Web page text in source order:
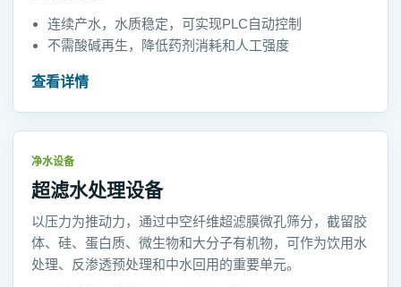
连续产水，水质稳定，可实现PLC自动控制
不需酸碱再生，降低药剂消耗和人工强度
查看详情
净水设备
超滤水处理设备
以压力为推动力，通过中空纤维超滤膜微孔筛分，截留胶
体、硅、蛋白质、微生物和大分子有机物，可作为饮用水
处理、反渗透预处理和中水回用的重要单元。